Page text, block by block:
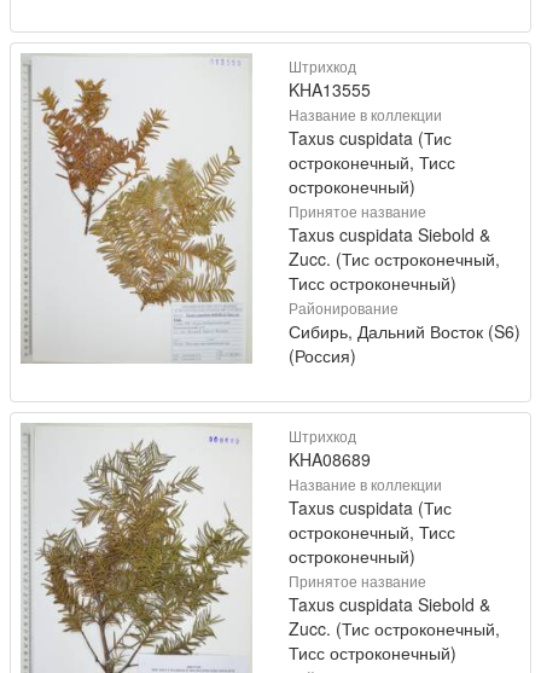
Штрихкод
KHA13555
Название в коллекции
Taxus cuspidata (Тис
остроконечный, Тисс
остроконечный)
Принятое название
Taxus cuspidata Siebold &
Zucc. (Тис остроконечный,
Тисс остроконечный)
Районирование
Сибирь, Дальний Восток (S6)
(Россия)
Штрихкод
KHA08689
Название в коллекции
Taxus cuspidata (Тис
остроконечный, Тисс
остроконечный)
Принятое название
Taxus cuspidata Siebold &
Zucc. (Тис остроконечный,
Тисс остроконечный)